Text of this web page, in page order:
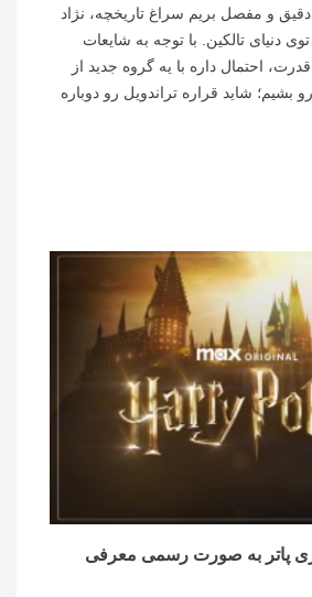
و مفصل بریم سراغ تاریخچه، نژاد
دنیای تالکین. با توجه به شایعات
احتمال داره با یه گروه جدید از
بشیم؛ شاید قراره تراندویل رو دوباره
پاتر به صورت رسمی معرفی